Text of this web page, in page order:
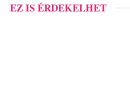
EZ IS ÉRDEKELHET